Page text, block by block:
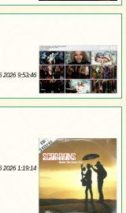
2026 9:53:46
2026 1:19:14